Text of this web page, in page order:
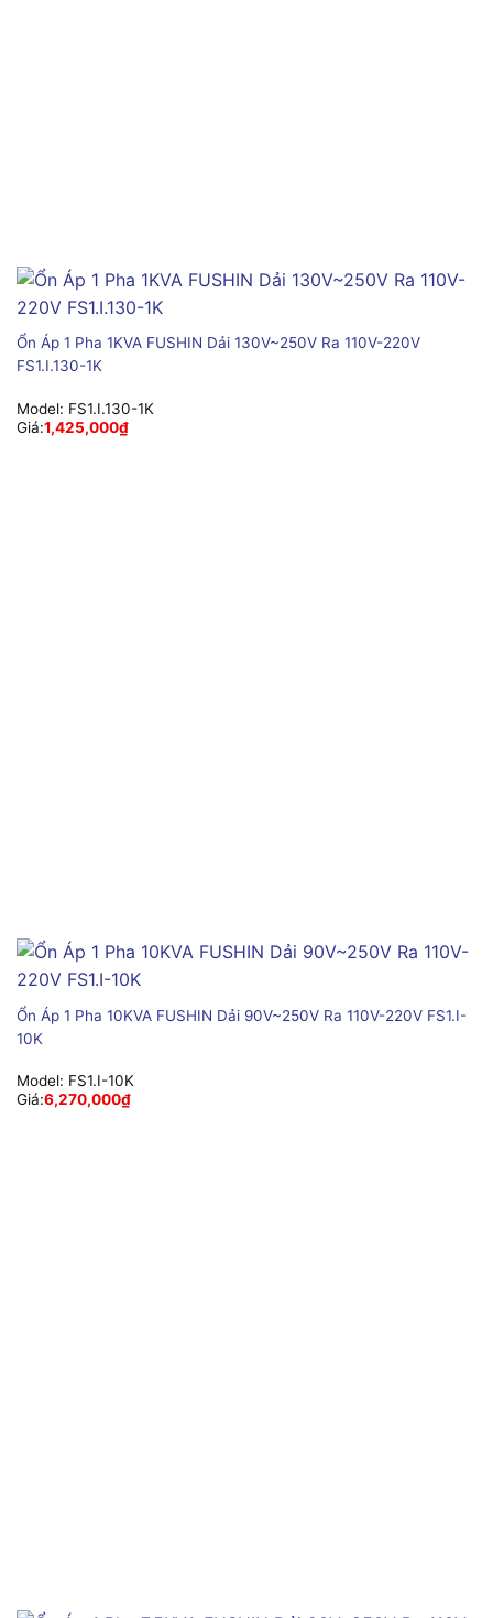
Ổn Áp 1 Pha 1KVA FUSHIN Dải 130V~250V Ra 110V-220V
FS1.I.130-1K
Model: FS1.I.130-1K
Giá:1,425,000₫
Ổn Áp 1 Pha 10KVA FUSHIN Dải 90V~250V Ra 110V-220V FS1.I-
10K
Model: FS1.I-10K
Giá:6,270,000₫